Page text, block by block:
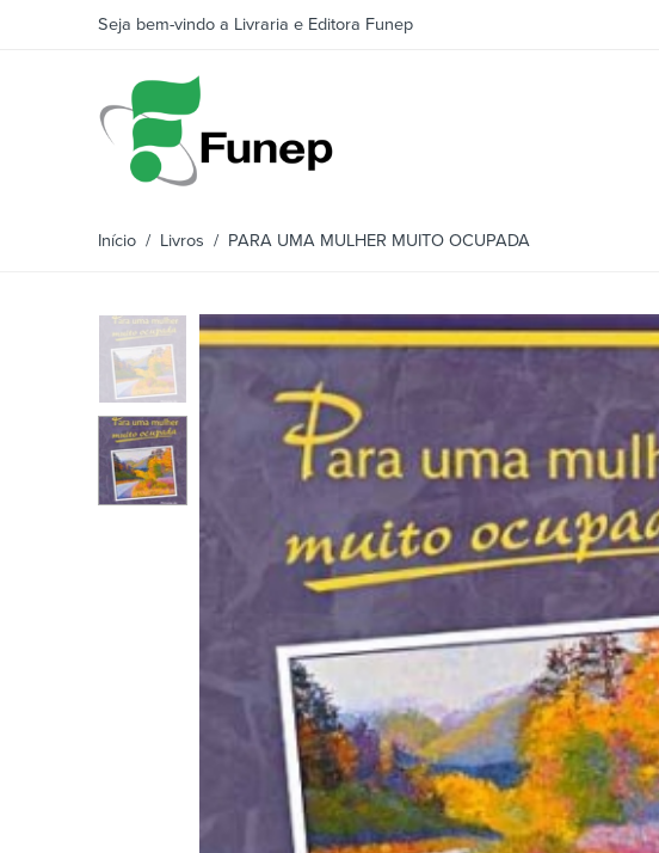
Seja bem-vindo a Livraria e Editora Funep
Início / Livros / PARA UMA MULHER MUITO OCUPADA